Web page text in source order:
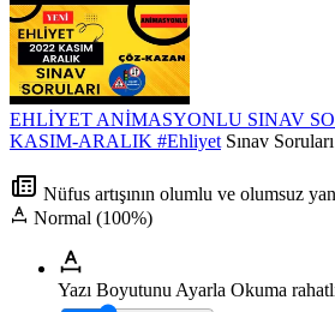
EHLİYET ANİMASYONLU SINAV
KASIM-ARALIK #Ehliyet Sınav Soruları
Nüfus artışının olumlu ve olumsuz
Normal (100%)
Yazı Boyutunu Ayarla Okuma